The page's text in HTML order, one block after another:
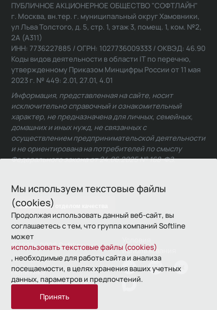
Мы используем текстовые файлы
(cookies)
Продолжая использовать данный веб-сайт, вы
соглашаетесь с тем, что группа компаний Softline
может
использовать текстовые файлы (cookies)
, необходимые для работы сайта и анализа
посещаемости, в целях хранения ваших учетных
данных, параметров и предпочтений.
Принять
Связаться с отделом качества
ПУБЛИЧНОЕ АКЦИОНЕРНОЕ ОБЩЕСТВО "СОФТЛАЙН"
г. Москва, вн.тер. г. муниципальный округ Хамовники,
ул Льва Толстого, д. 5, стр. 1, этаж 3, помещ. 1, ком. №2,
2А (А311)
ИНН: 7736227885 / ОГРН: 1027736009333 / ОКВЭД: 46.90
Коды видов деятельности в области IT по перечню,
утвержденному Приказом Минцифры России от 11 мая
2023 г. № 449: 2.01, 27.01, 4.01
Информация, представленная на сайте, носит
исключительно справочный и ознакомительный
характер, не предназначена для личных, семейных,
домашних и иных нужд, не связанных с
осуществлением предпринимательской деятельности
и не ориентирована на потребителей по смыслу
Федерального закона от 24.06.2025 № 168-ФЗ.
© 1993—2026 Softline
использования
Политика
конфиденциальности